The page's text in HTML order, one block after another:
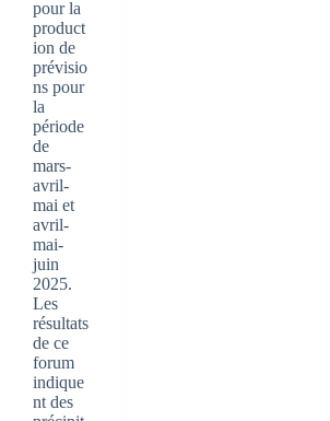
pour la
product
ion de
prévisio
ns pour
la
période
de
mars-
avril-
mai et
avril-
mai-
juin
2025.
Les
résultats
de ce
forum
indique
nt des